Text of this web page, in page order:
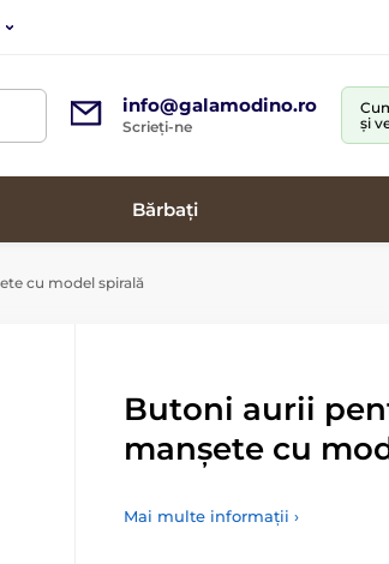
info@galamodino.ro
Scrieți-ne
și
Bărbați
cu model spirală
Butoni aurii
manșete cu
Mai multe informații ›